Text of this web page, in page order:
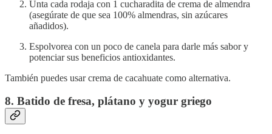
Unta cada rodaja con 1 cucharadita de crema de almendra
(asegúrate de que sea 100% almendras, sin azúcares
añadidos).
Espolvorea con un poco de canela para darle más sabor y
potenciar sus beneficios antioxidantes.
También puedes usar crema de cacahuate como alternativa.
8. Batido de fresa, plátano y yogur griego